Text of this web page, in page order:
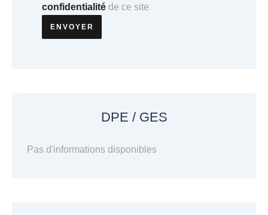
confidentialité de ce site
ENVOYER
DPE / GES
Pas d'informations disponibles